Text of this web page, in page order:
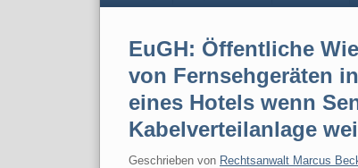
EuGH: Öffentliche
von Fernsehgeräten
eines Hotels wenn
Kabelverteilanlage
Geschrieben von Rechtsanwalt Marcus